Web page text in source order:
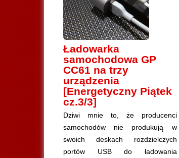
Ładowarka
samochodowa GP
CC61 na trzy
urządzenia
[Energetyczny Piątek
cz.3/3]
Dziwi mnie to, że producenci
samochodów nie produkują w
swoich deskach rozdzielczych
portów USB do ładowania